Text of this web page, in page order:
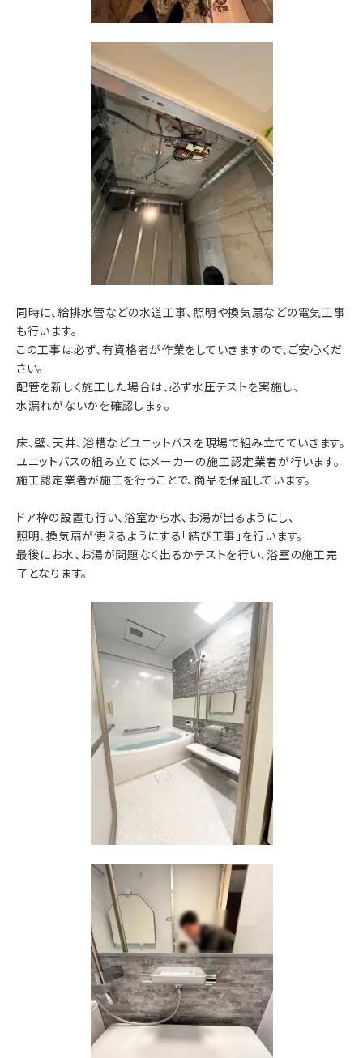
同時に、給排水管などの水道工事、照明や換気扇などの電気工事
も行います。
この工事は必ず、有資格者が作業をしていきますので、ご安心くだ
さい。
配管を新しく施工した場合は、必ず水圧テストを実施し、
水漏れがないかを確認します。
床、壁、天井、浴槽などユニットバスを現場で組み立てていきます。
ユニットバスの組み立てはメーカーの施工認定業者が行います。
施工認定業者が施工を行うことで、商品を保証しています。
ドア枠の設置も行い、浴室から水、お湯が出るようにし、
照明、換気扇が使えるようにする「結び工事」を行います。
最後にお水、お湯が問題なく出るかテストを行い、浴室の施工完
了となります。